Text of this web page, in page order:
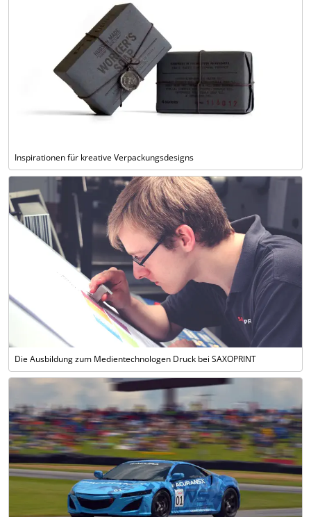
Inspirationen für kreative Verpackungsdesigns
Die Ausbildung zum Medientechnologen Druck bei SAXOPRINT